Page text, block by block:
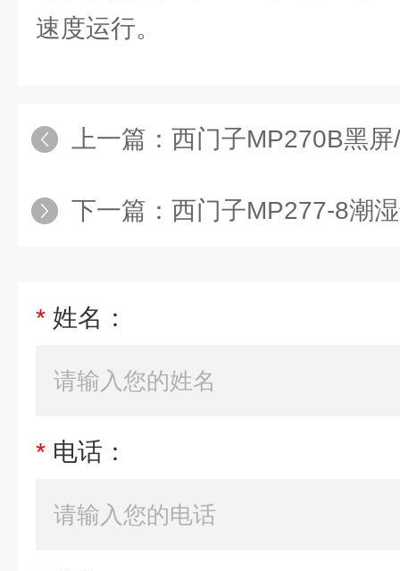
速度运行。
上一篇： 西门子MP270B黑
下一篇： 西门子MP277-8潮
* 姓名：
* 电话：